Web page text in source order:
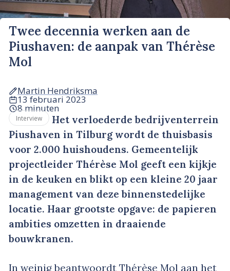
Twee decennia werken aan de
Piushaven: de aanpak van Thérèse
Mol
Martin Hendriksma
13 februari 2023
8 minuten
Interview
Het verloederde bedrijventerrein
Piushaven in Tilburg wordt de thuisbasis
voor 2.000 huishoudens. Gemeentelijk
projectleider Thérèse Mol geeft een kijkje
in de keuken en blikt op een kleine 20 jaar
management van deze binnenstedelijke
locatie. Haar grootste opgave: de papieren
ambities omzetten in draaiende
bouwkranen.
In weinig beantwoordt Thérèse Mol aan het